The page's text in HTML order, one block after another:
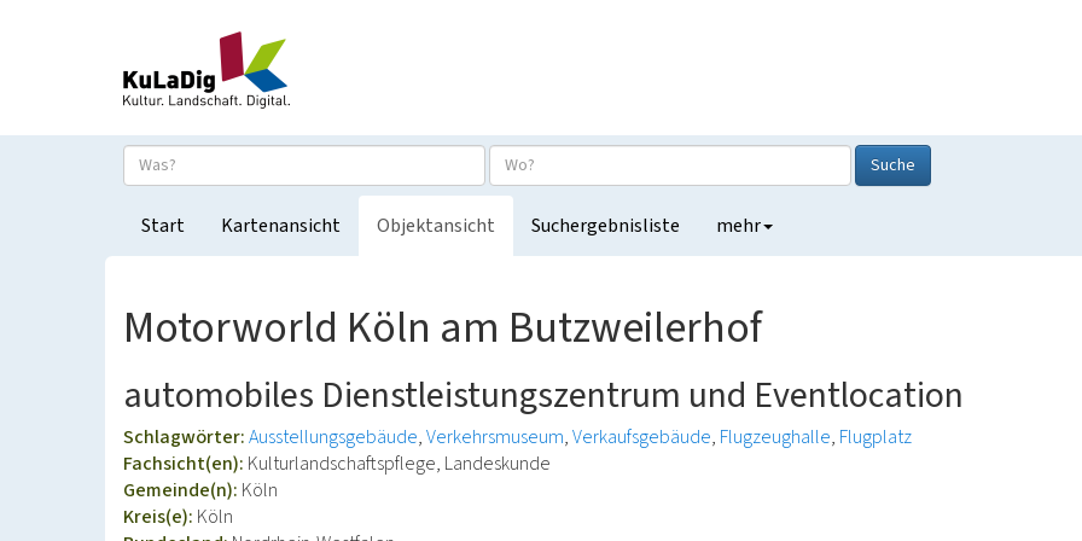
Suche
Start Kartenansicht Objektansicht Suchergebnisliste mehr
Motorworld Köln am Butzweilerhof
automobiles Dienstleistungszentrum und Eventlocation
Schlagwörter:Ausstellungsgebäude Verkehrsmuseum Verkaufsgebäude Flugzeughalle Flugplatz
Fachsicht(en): Kulturlandschaftspflege, Landeskunde
Gemeinde(n): Köln
Kreis(e): Köln